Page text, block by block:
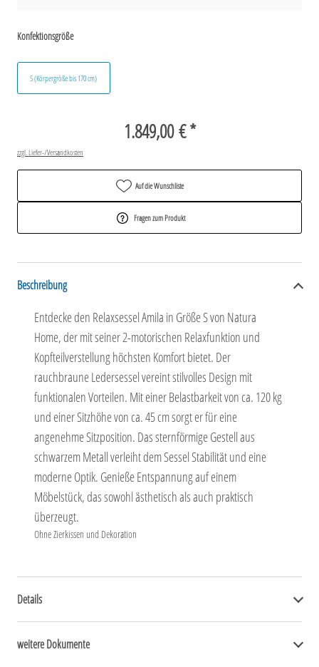
Konfektionsgröße
S (Körpergröße bis 170 cm)
1.849,00 € *
zzgl. Liefer-/Versandkosten
Auf die Wunschliste
Fragen zum Produkt
Beschreibung
Entdecke den Relaxsessel Amila in Größe S von Natura
Home, der mit seiner 2-motorischen Relaxfunktion und
Kopfteilverstellung höchsten Komfort bietet. Der
rauchbraune Ledersessel vereint stilvolles Design mit
funktionalen Vorteilen. Mit einer Belastbarkeit von ca. 120 kg
und einer Sitzhöhe von ca. 45 cm sorgt er für eine
angenehme Sitzposition. Das sternförmige Gestell aus
schwarzem Metall verleiht dem Sessel Stabilität und eine
moderne Optik. Genieße Entspannung auf einem
Möbelstück, das sowohl ästhetisch als auch praktisch
überzeugt.
Ohne Zierkissen und Dekoration
Details
weitere Dokumente